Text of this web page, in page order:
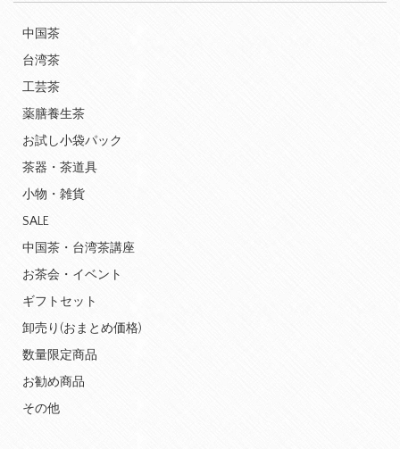
中国茶
台湾茶
工芸茶
薬膳養生茶
お試し小袋パック
茶器・茶道具
小物・雑貨
SALE
中国茶・台湾茶講座
お茶会・イベント
ギフトセット
卸売り(おまとめ価格)
数量限定商品
お勧め商品
その他